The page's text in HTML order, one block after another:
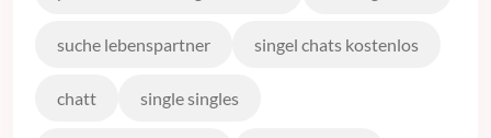
suche lebenspartner singel chats kostenlos
chatt single singles